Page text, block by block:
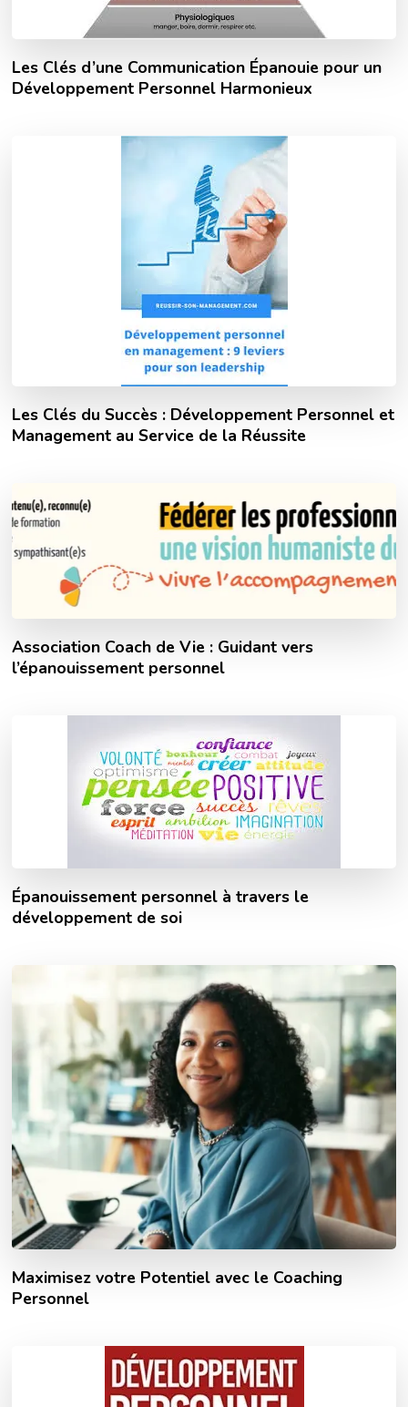
Les Clés d’une Communication Épanouie pour un
Développement Personnel Harmonieux
Les Clés du Succès : Développement Personnel et
Management au Service de la Réussite
Association Coach de Vie : Guidant vers
l’épanouissement personnel
Épanouissement personnel à travers le
développement de soi
Maximisez votre Potentiel avec le Coaching
Personnel